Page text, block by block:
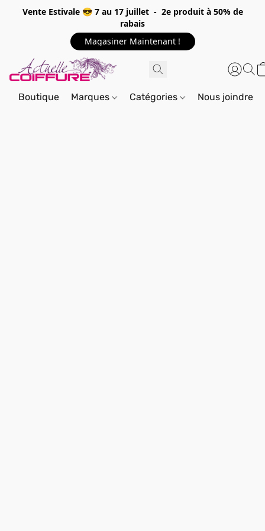
Vente Estivale 😎 7 au 17 juillet - 2e produit à 50% de
rabais
Magasiner Maintenant !
Boutique Marques Catégories Nous joindre